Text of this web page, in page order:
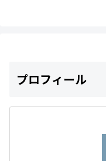
プロフィール